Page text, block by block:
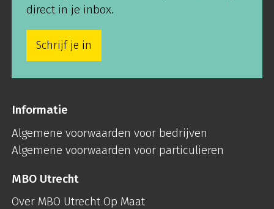
direct in je inbox.
Schrijf je in
Informatie
Algemene voorwaarden voor bedrijven
Algemene voorwaarden voor particulieren
MBO Utrecht
Over MBO Utrecht Op Maat